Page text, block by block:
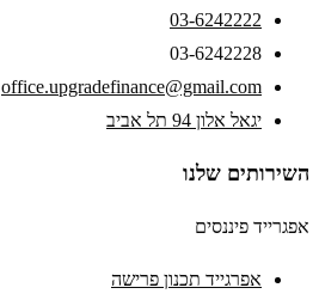
03-6242222
03-6242228
office.upgradefinance@gmail.com
יגאל אלון 94 תל אביב
השירותים שלנו
אפגרייד פיננסים
אפרגייד תכנון פרישה